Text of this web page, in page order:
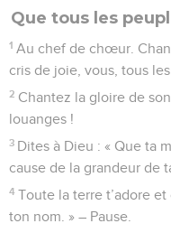
Que tous les
1 Au chef de chœur.
cris de joie, vous, tous
2 Chantez la gloire de
louanges !
3 Dites à Dieu : « Que ta
cause de la grandeur de
4 Toute la terre t’adore
ton nom. » – Pause.